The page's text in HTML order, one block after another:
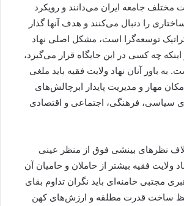
جامعه ایران می‌دانند و رویکرد
را دنبال می‌کنند و هدف آنها گذار
توسعه‌گرا است، مشکل اصلی نهاد
چه کسی در این جایگاه قرار می‌گیرد،
باور آنان نهاد ولایت فقیه باید ملغی
مهار و مدیریت پایدار ابرچالش‌های
سیاسی، فرهنگی، اجتماعی و اقتصادی
نظرهای بینشی فوق از منظر عینی
ولایت فقیه بیشتر از حاملان و حامیان آن
مجتبی خامنه‌ای باید نگران تداوم بقای
ساخت قدرت مطلقه و ارزش‌های کهن